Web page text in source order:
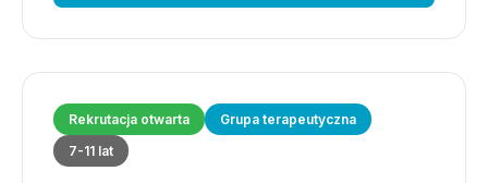
Rekrutacja otwarta
Grupa terapeutyczna
7-11 lat